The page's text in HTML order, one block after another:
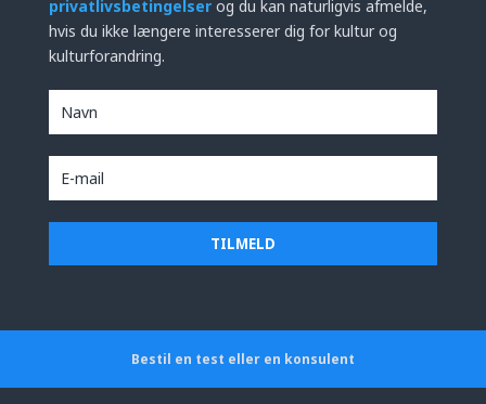
privatlivsbetingelser og du kan naturligvis afmelde,
hvis du ikke længere interesserer dig for kultur og
kulturforandring.
Bestil en test eller en konsulent